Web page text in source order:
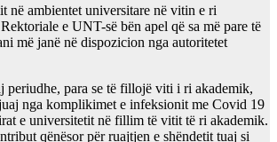
në ambientet universitare në vitin e ri
e UNT-së bën apel që sa më pare të
më janë në dispozicion nga autoritetet
periudhe, para se të fillojë viti i ri akademik,
nga komplikimet e infeksionit me Covid 19
e universitetit në fillim të vitit të ri akademik.
qënësor për ruajtjen e shëndetit tuaj si